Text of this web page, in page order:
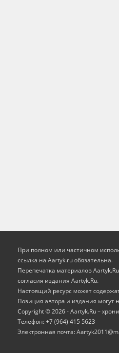
При полном или частичном
ссылка на Aartyk.ru oбязательна.
Перепечатка материалов
согласия издания Aartyk.Ru.
Настоящий ресурс может
Позиция автора и издания могут
Copyright © 2026 - Aartyk.Ru –
Телефон: +7 (964) 415 5623
Электронная почта: